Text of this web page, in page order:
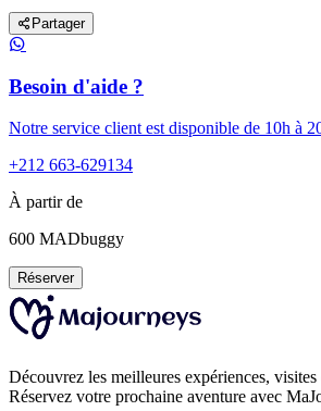
Partager
Besoin d'aide ?
Notre service client est disponible de 10h à
+212 663-629134
À partir de
600 MADbuggy
Réserver
Découvrez les meilleures expériences,
Réservez votre prochaine aventure avec